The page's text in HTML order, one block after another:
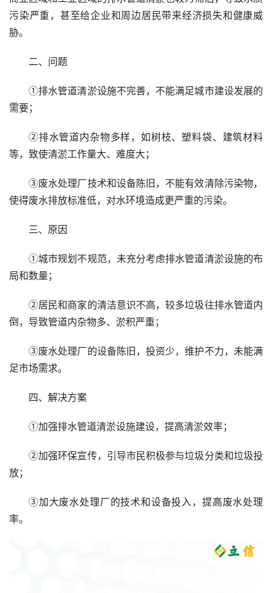
污染严重，甚至给企业和周边居民带来经济损失和健康威
胁。
二、问题
①排水管道清淤设施不完善，不能满足城市建设发展的
需要；
②排水管道内杂物多样，如树枝、塑料袋、建筑材料
等，致使清淤工作量大、难度大；
③废水处理厂技术和设备陈旧，不能有效清除污染物，
使得废水排放标准低，对水环境造成更严重的污染。
三、原因
①城市规划不规范，未充分考虑排水管道清淤设施的布
局和数量；
②居民和商家的清洁意识不高，较多垃圾往排水管道内
倒，导致管道内杂物多、淤积严重；
③废水处理厂的设备陈旧，投资少，维护不力，未能满
足市场需求。
四、解决方案
①加强排水管道清淤设施建设，提高清淤效率；
②加强环保宣传，引导市民积极参与垃圾分类和垃圾投
放；
③加大废水处理厂的技术和设备投入，提高废水处理
率。